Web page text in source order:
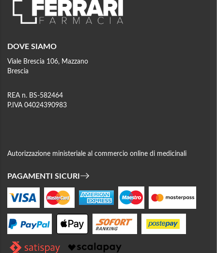
DOVE SIAMO
Viale Brescia 106, Mazzano
Brescia
REA n. BS-582464
P.IVA 04024390983
Autorizzazione ministeriale al commercio online di medicinali
PAGAMENTI SICURI